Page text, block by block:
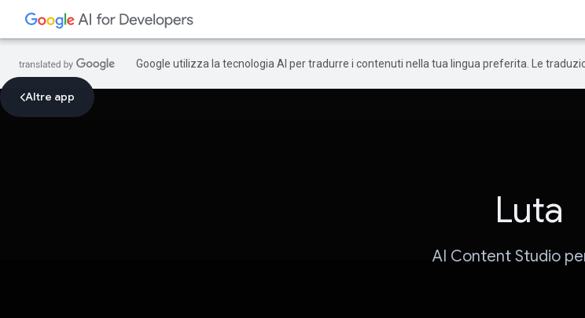
Google utilizza la tecnologia AI per tradurre i contenuti nella tua lingua preferita. Le
Altre app
Luta
AI Content Studio